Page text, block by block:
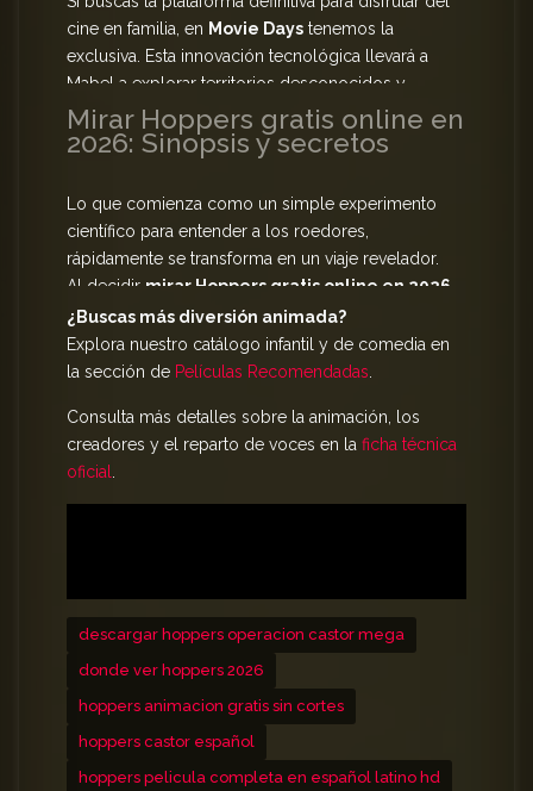
cine en familia, en Movie Days tenemos la
exclusiva. Esta innovación tecnológica llevará a
Mabel a explorar territorios desconocidos y
fascinantes. Olvídate de buscar enlaces
engañosos; aquí tienesHoppers película
servidores rápidos y la opción de ver
Hoppers
Operación castor en español latino
mejor calidad visual y auditiva.
Mirar Hoppers gratis online en
2026: Sinopsis y secretos
Lo que comienza como un simple experimento
científico para entender a los roedores,
rápidamente se transforma en un viaje revelador.
Al decidir mirar Hoppers gratis online en 2026
serás testigo de cómo Mabel, infiltrada en el
bosque a través de su avatar, comienza a
descubrir misterios dentro del mundo animal que
esta experiencia inmersiva y prepárate paraver
Hoppers sin cortes, garantizando una tarde de
risas y aprendizaje continuo.
¿Buscas más diversión animada?
Explora nuestro catálogo infantil y de comedia en
la sección de Películas Recomendadas
Consulta más detalles sobre la animación, los
creadores y el reparto de voces en la ficha técnica
oficial
descargar hoppers operacion castor mega
donde ver hoppers 2026
hoppers animacion gratis sin cortes
hoppers castor español
hoppers pelicula completa en español latino hd